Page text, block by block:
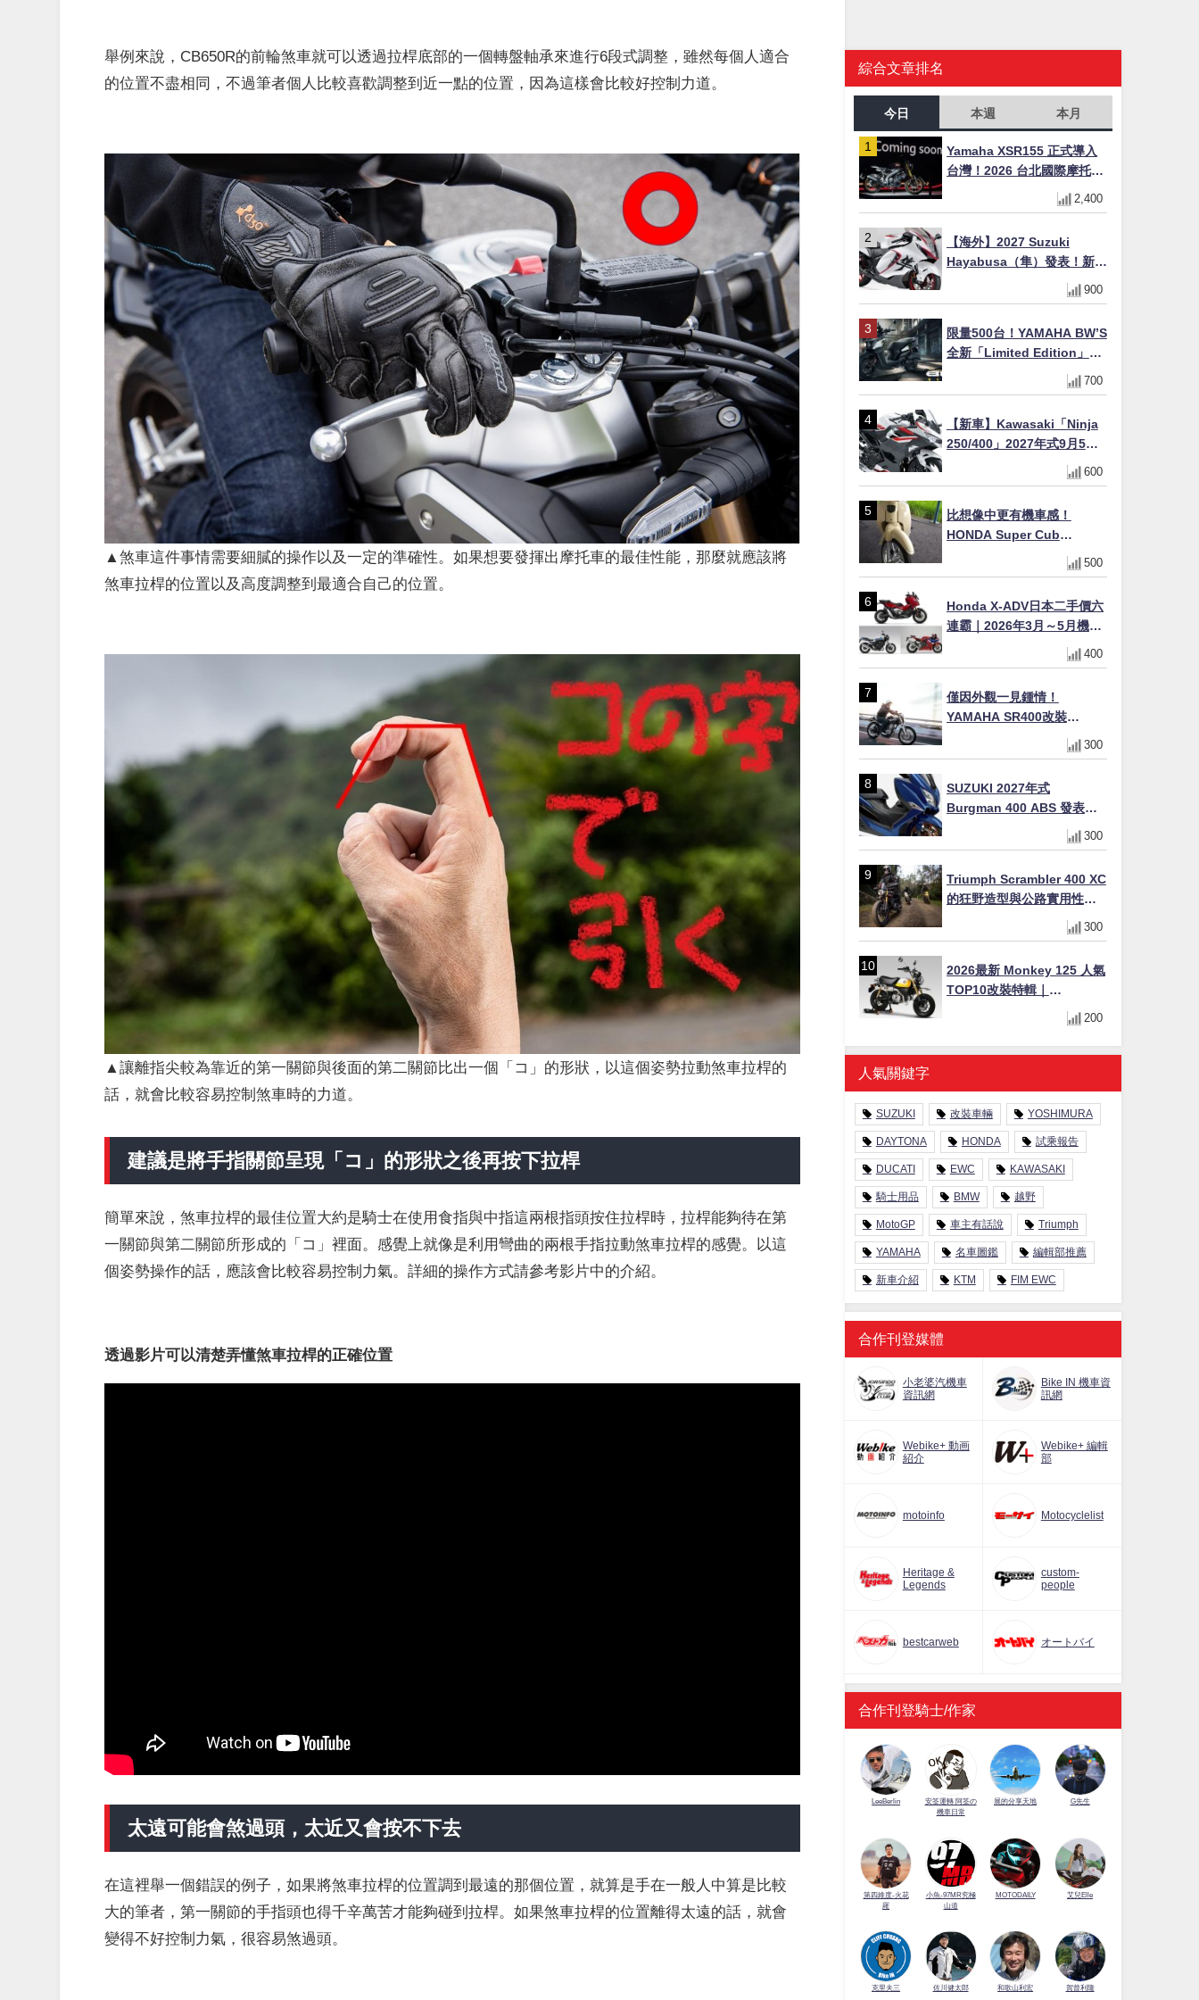
舉例來說，CB650R的前輪煞車就可以透過拉桿底部的一個轉盤軸承來進行6段式調整，雖然每個人適合
的位置不盡相同，不過筆者個人比較喜歡調整到近一點的位置，因為這樣會比較好控制力道。
▲煞車這件事情需要細膩的操作以及一定的準確性。如果想要發揮出摩托車的最佳性能，那麼就應該將
煞車拉桿的位置以及高度調整到最適合自己的位置。
▲讓離指尖較為靠近的第一關節與後面的第二關節比出一個「コ」的形狀，以這個姿勢拉動煞車拉桿的
話，就會比較容易控制煞車時的力道。
建議是將手指關節呈現「コ」的形狀之後再按下拉桿
簡單來說，煞車拉桿的最佳位置大約是騎士在使用食指與中指這兩根指頭按住拉桿時，拉桿能夠待在第
一關節與第二關節所形成的「コ」裡面。感覺上就像是利用彎曲的兩根手指拉動煞車拉桿的感覺。以這
個姿勢操作的話，應該會比較容易控制力氣。詳細的操作方式請參考影片中的介紹。
透過影片可以清楚弄懂煞車拉桿的正確位置
太遠可能會煞過頭，太近又會按不下去
在這裡舉一個錯誤的例子，如果將煞車拉桿的位置調到最遠的那個位置，就算是手在一般人中算是比較
大的筆者，第一關節的手指頭也得千辛萬苦才能夠碰到拉桿。如果煞車拉桿的位置離得太遠的話，就會
變得不好控制力氣，很容易煞過頭。
綜合文章排名
今日 本週 本月
Yamaha XSR155 正式導入
台灣！2026 台北國際摩托車
展亮相，70 週年紀念版
YZF-R 系列限量追加販售
2,400
【海外】2027 Suzuki
Hayabusa（隼）發表！新增
Special Edition 特仕版，全
新珍珠白塗裝與專屬配備登
900
限量500台！YAMAHA BW’S
全新「Limited Edition」都
市探索限定色 GOOPiMADE
聯名包同步登場
700
【新車】Kawasaki「Ninja
250/400」2027年式9月5日
日本發售！新塗裝登場×價格
不變×輔助滑動式離合器
600
比想像中更有機車感！
HONDA Super Cub
110【Webike愛車精選】
500
Honda X-ADV日本二手價六
連霸｜2026年3月～5月機車
轉售排行榜 CBR1000RR-R
FIREBLADE SP首度躋身前
400
僅因外觀一見鍾情！
YAMAHA SR400改裝
Tracker風格｜ 女車主的機車
人生蛻變記
300
SUZUKI 2027年式
Burgman 400 ABS 發表！
8/18日本上市、支援E10汽油
售價98萬100日圓
300
Triumph Scrambler 400 XC
的狂野造型與公路實用性的
300
2026最新 Monkey 125 人氣
TOP10改裝特輯｜
YOSHIMURA合法認證排氣
管、OHLINS後避震、OVER
Racing防倒球
200
人氣關鍵字
SUZUKI 改裝車輛 YOSHIMURA
DAYTONA HONDA 試乘報告
DUCATI EWC KAWASAKI
騎士用品 BMW 越野
MotoGP 車主有話說 Triumph
YAMAHA 名車圖鑑 編輯部推薦
新車介紹 KTM FIM EWC
合作刊登媒體
小老婆汽機車
資訊網
Bike IN 機車資
訊網
Webike+ 動画
紹介
Webike+ 編輯
部
motoinfo Motocyclelist
Heritage &
Legends
custom-
people
bestcarweb オートバイ
合作刊登騎士/作家
LeeBerlin
安筌運轉 阿筌の
機車日常
展的分享天地 G先生
第四維度-火花
羅
小魚-97MR究極
山道
MOTODAILY 艾兒Elle
克里夫三 佐川健太郎 和歌山利宏 賀曾利隆